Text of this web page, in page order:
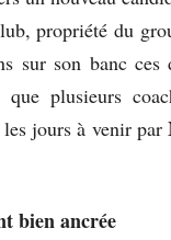
propriété du
sur son banc ces
plusieurs
les jours à venir par
bien ancrée